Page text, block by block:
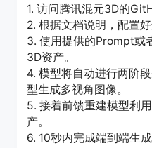
1. 访问腾讯混元3D的
2. 根据文档说明，配置
3. 使用提供的Prompt或
3D资产。
4. 模型将自动进行两阶
型生成多视角图像。
5. 接着前馈重建模型利
产。
6. 10秒内完成端到端生